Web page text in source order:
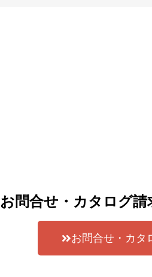
お問合せ・カタログ
お問合せ・カタ